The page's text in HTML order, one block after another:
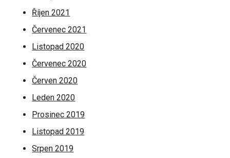
Říjen 2021
Červenec 2021
Listopad 2020
Červenec 2020
Červen 2020
Leden 2020
Prosinec 2019
Listopad 2019
Srpen 2019